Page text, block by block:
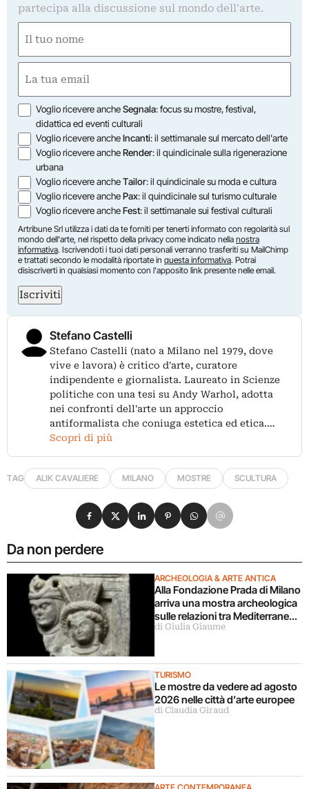
partecipa alla discussione sul mondo dell'arte.
(Obbligatorio)
Nome
(Obbligatorio)
Opzioni
Voglio ricevere ancheSegnala: focus su mostre, festival,
didattica ed eventi culturali
Voglio ricevere ancheIncanti: il settimanale sul mercato dell'arte
Voglio ricevere ancheRender: il quindicinale sulla rigenerazione
urbana
Voglio ricevere ancheTailor: il quindicinale su moda e cultura
Voglio ricevere anchePax: il quindicinale sul turismo culturale
Voglio ricevere ancheFest: il settimanale sui festival culturali
Artribune Srl utilizza i dati da te forniti per tenerti informato con regolarità sul
mondo dell'arte, nel rispetto della privacy come indicato nella nostra
informativa. Iscrivendoti i tuoi dati personali verranno trasferiti su MailChimp
e trattati secondo le modalità riportate in questa informativa. Potrai
disiscriverti in qualsiasi momento con l'apposito link presente nelle email.
Iscriviti
Stefano Castelli
Stefano Castelli (nato a Milano nel 1979, dove
vive e lavora) è critico d'arte, curatore
indipendente e giornalista. Laureato in Scienze
politiche con una tesi su Andy Warhol, adotta
nei confronti dell'arte un approccio
antiformalista che coniuga estetica ed etica.…
Scopri di più
TAG ALIK CAVALIERE MILANO MOSTRE SCULTURA
Da non perdere
ARCHEOLOGIA & ARTE ANTICA
Alla Fondazione Prada di Milano
arriva una mostra archeologica
sulle relazioni tra Mediterraneo
e Asia
di Giulia Giaume
TURISMO
Le mostre da vedere ad agosto
2026 nelle città d’arte europee
di Claudia Giraud
Condividi su Facebook
Condividi su X
Condividi su LinkedIn
Condividi su Pinterest
Condividi su WhatsApp
Condividi su Email